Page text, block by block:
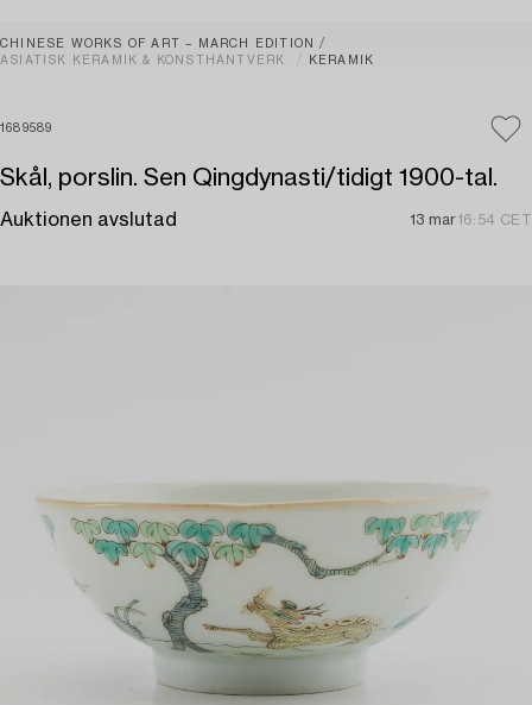
CHINESE WORKS OF ART – MARCH EDITION
ASIATISK KERAMIK & KONSTHANTVERK
KERAMIK
1689589
Skål, porslin. Sen Qingdynasti/tidigt 1900-tal.
Auktionen avslutad 13 mar16:54 CET